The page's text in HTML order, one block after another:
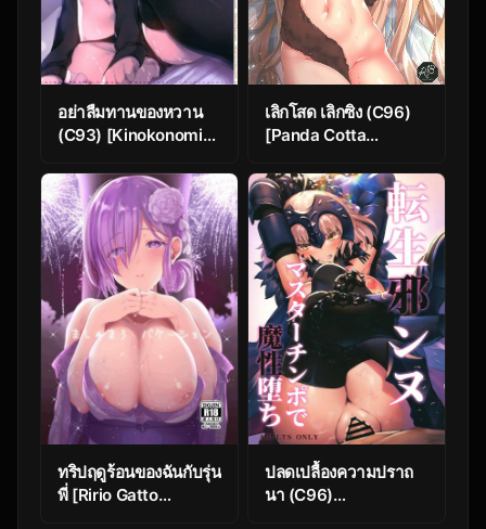
อย่าลืมทานของหวาน
(C93) [Kinokonomi
Alter-san no
Gohoushi Seiseikatsu
(Fate/Grand Order)
เลิกโสด เลิกซิง (C96)
[Panda Cotta
Ereshkigal to
Luluhawa Date
(Fate/Grand Order)
ทริปฤดูร้อนของฉันกับรุ่น
พี่ [Ririo Gatto
ปลดเปลื้องความปราถ
นา (C96)